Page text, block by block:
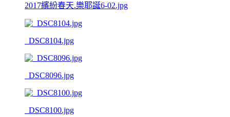
2017繽紛春天.樂耶誕6-02.jpg
_DSC8104.jpg
_DSC8096.jpg
_DSC8100.jpg